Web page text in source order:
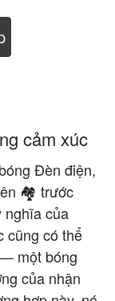
cảm xúc
Đèn điện,
🏘 trước
nghĩa của
cũng có thể
một bóng
của nhận